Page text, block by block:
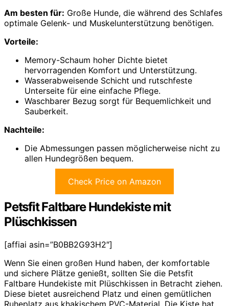
Am besten für: Große Hunde, die während des Schlafes
optimale Gelenk- und Muskelunterstützung benötigen.
Vorteile:
Memory-Schaum hoher Dichte bietet
hervorragenden Komfort und Unterstützung.
Wasserabweisende Schicht und rutschfeste
Unterseite für eine einfache Pflege.
Waschbarer Bezug sorgt für Bequemlichkeit und
Sauberkeit.
Nachteile:
Die Abmessungen passen möglicherweise nicht zu
allen Hundegrößen bequem.
Check Price on Amazon
Petsfit Faltbare Hundekiste mit
Plüschkissen
[affiai asin=”B0BB2G93H2″]
Wenn Sie einen großen Hund haben, der komfortable
und sichere Plätze genießt, sollten Sie die Petsfit
Faltbare Hundekiste mit Plüschkissen in Betracht ziehen.
Diese bietet ausreichend Platz und einen gemütlichen
Ruheplatz aus khakischem PVC-Material. Die Kiste hat